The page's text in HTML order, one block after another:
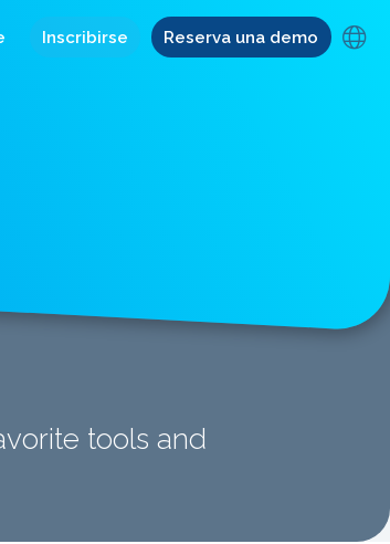
Inscribirse Reserva una demo
tools and